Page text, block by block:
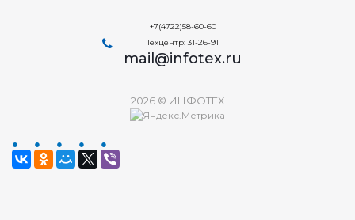
+7(4722)58-60-60
Техцентр: 31-26-91
mail@infotex.ru
2026 © ИНФОТЕХ